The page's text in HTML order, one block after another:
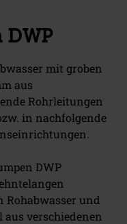
mit groben
aus
Rohrleitungen
in nachfolgende
DWP
Rohabwasser und
aus verschiedenen